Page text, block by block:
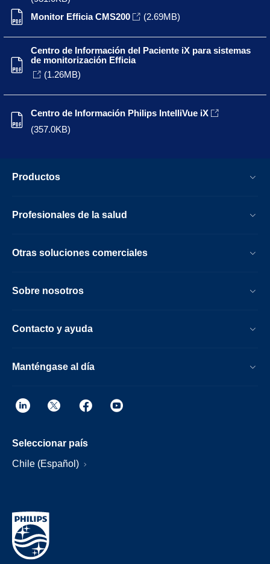
Monitor Efficia CMS200
(2.69MB)
Centro de Información del Paciente iX para sistemas
de monitorización Efficia
(1.26MB)
Centro de Información Philips IntelliVue iX
(357.0KB)
Productos
Profesionales de la salud
Otras soluciones comerciales
Sobre nosotros
Contacto y ayuda
Manténgase al día
Seleccionar país
Chile (Español)